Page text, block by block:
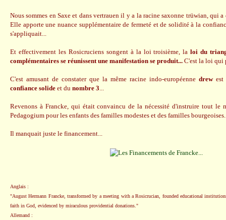
Nous sommes en Saxe et dans vertrauen il y a la racine saxonne trüwian, qui
Elle apporte une nuance supplémentaire de fermeté et de solidité à la
s'appliquait...
Et effectivement les Rosicruciens songent à la loi troisième, laloi du
complémentaires se réunissent une manifestation se produit... C'est la loi qui
C'est amusant de constater que la même racine indo-européenne drewest
confiance solide et du nombre 3...
Revenons à Francke, qui était convaincu de la nécessité d'instruire tout le
Pedagogium pour les enfants des familles modestes et des familles bourgeoises.
Il manquait juste le financement...
Anglais :
"August Hermann Francke, transformed by a meeting with a Rosicrucian, founded educational
faith in God, evidenced by miraculous providential donations."
Allemand :